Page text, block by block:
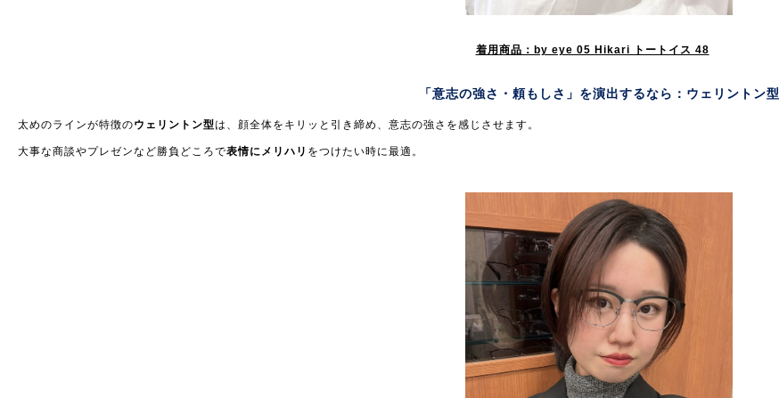
着用商品：by eye 05 Hikari トートイス 48
「意志の強さ・頼もしさ」を演出するなら： ウェリントン型
太めのラインが特徴のウェリントン型は、顔全体をキリッと引き締め、意志の強さを感じさせます。
大事な商談やプレゼンなど勝負どころで表情にメリハリ をつけたい時に最適。